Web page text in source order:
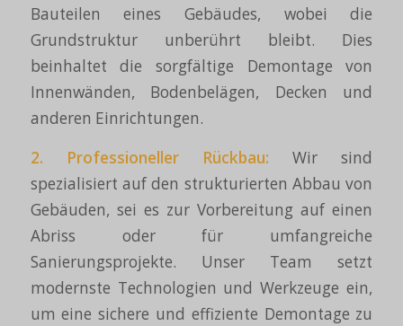
Bauteilen eines Gebäudes, wobei die
Grundstruktur unberührt bleibt. Dies
beinhaltet die sorgfältige Demontage von
Innenwänden, Bodenbelägen, Decken und
anderen Einrichtungen.
2. Professioneller Rückbau: Wir sind
spezialisiert auf den strukturierten Abbau von
Gebäuden, sei es zur Vorbereitung auf einen
Abriss oder für umfangreiche
Sanierungsprojekte. Unser Team setzt
modernste Technologien und Werkzeuge ein,
um eine sichere und effiziente Demontage zu